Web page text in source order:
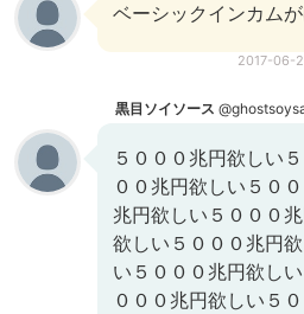
ベーシックインカム
2017-06-
黒目ソイソース
５０００兆円欲しい
００兆円欲しい５０
兆円欲しい５０００
欲しい５０００兆円
い５０００兆円欲し
０００兆円欲しい５